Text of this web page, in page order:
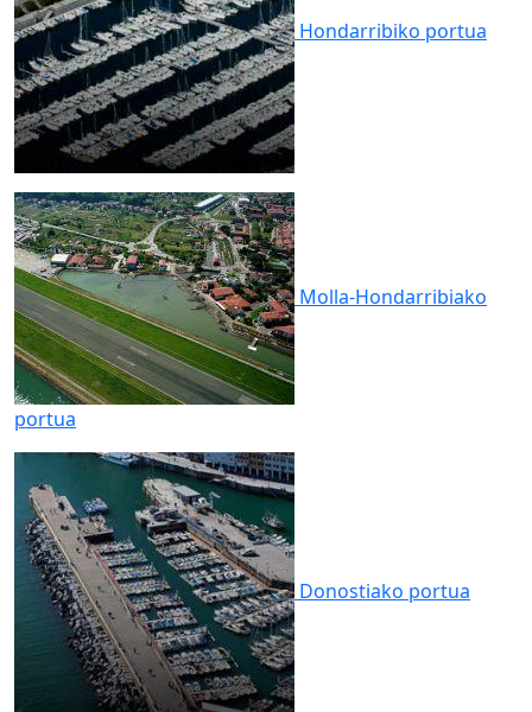
Hondarribiko portua
Molla-Hondarribiako
portua
Donostiako portua